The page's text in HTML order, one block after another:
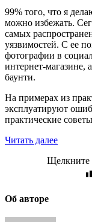
99% того, что я
можно избежать.
самых
уязвимостей. С ее
фотографии в
интернет-магазине,
баунти.
На примерах из
эксплуатируют
практические
Читать далее
Щелкните
Об авторе